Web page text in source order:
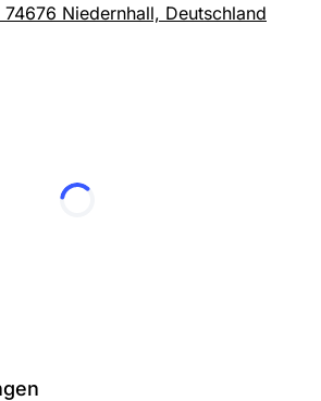
Niedernhall, Deutschland